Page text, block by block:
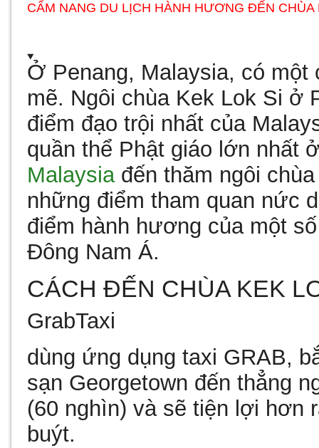
CẨM NANG DU LỊCH HÀNH HƯƠNG ĐẾN CHÙA
Ở Penang, Malaysia, có
mẽ. Ngôi chùa Kek Lok Si ở
điểm đạo trội nhất của
quần thể Phật giáo lớn nhất
Malaysiađến thăm ngôi
những điểm tham quan nức
điểm hành hương của một
Đông Nam Á.
CÁCH ĐẾN CHÙA KEK
GrabTaxi
dùng ứng dụng taxi GRAB,
sạn Georgetown đến thẳng
(60 nghìn) và sẽ tiện lợi hơn
buýt.